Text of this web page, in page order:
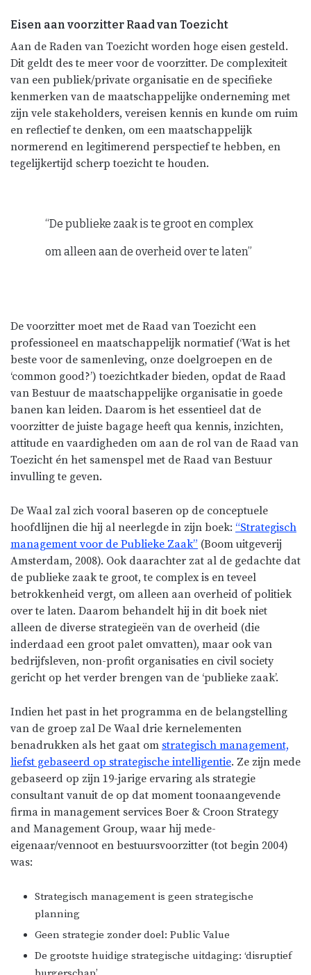
Eisen aan voorzitter Raad van Toezicht
Aan de Raden van Toezicht worden hoge eisen gesteld.
Dit geldt des te meer voor de voorzitter. De complexiteit
van een publiek/private organisatie en de specifieke
kenmerken van de maatschappelijke onderneming met
zijn vele stakeholders, vereisen kennis en kunde om ruim
en reflectief te denken, om een maatschappelijk
normerend en legitimerend perspectief te hebben, en
tegelijkertijd scherp toezicht te houden.
“De publieke zaak is te groot en complex
om alleen aan de overheid over te laten”
De voorzitter moet met de Raad van Toezicht een
professioneel en maatschappelijk normatief (‘Wat is het
beste voor de samenleving, onze doelgroepen en de
‘common good?’) toezichtkader bieden, opdat de Raad
van Bestuur de maatschappelijke organisatie in goede
banen kan leiden. Daarom is het essentieel dat de
voorzitter de juiste bagage heeft qua kennis, inzichten,
attitude en vaardigheden om aan de rol van de Raad van
Toezicht én het samenspel met de Raad van Bestuur
invulling te geven.
De Waal zal zich vooral baseren op de conceptuele
hoofdlijnen die hij al neerlegde in zijn boek: “Strategisch
management voor de Publieke Zaak” (Boom uitgeverij
Amsterdam, 2008). Ook daarachter zat al de gedachte dat
de publieke zaak te groot, te complex is en teveel
betrokkenheid vergt, om alleen aan overheid of politiek
over te laten. Daarom behandelt hij in dit boek niet
alleen de diverse strategieën van de overheid (die
inderdaad een groot palet omvatten), maar ook van
bedrijfsleven, non-profit organisaties en civil society
gericht op het verder brengen van de ‘publieke zaak’.
Indien het past in het programma en de belangstelling
van de groep zal De Waal drie kernelementen
benadrukken als het gaat om strategisch management,
liefst gebaseerd op strategische intelligentie. Ze zijn mede
gebaseerd op zijn 19-jarige ervaring als strategie
consultant vanuit de op dat moment toonaangevende
firma in management services Boer & Croon Strategy
and Management Group, waar hij mede-
eigenaar/vennoot en bestuursvoorzitter (tot begin 2004)
was:
Strategisch management is geen strategische
planning
Geen strategie zonder doel: Public Value
De grootste huidige strategische uitdaging: ‘disruptief